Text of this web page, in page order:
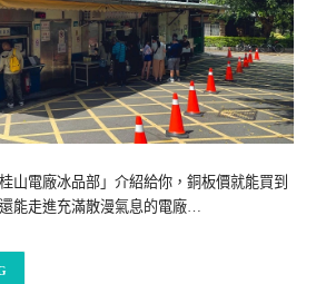
山電廠冰品部」介紹給你，銅板價就能買到
能走進充滿散漫氣息的電廠…